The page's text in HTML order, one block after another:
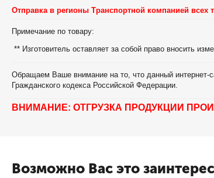
Отправка в регионы Транспортной компанией
Примечание по товару:
** Изготовитель оставляет за собой право вносить
Обращаем Ваше внимание на то, что данный интернет-
Гражданского кодекса Российской Федерации.
ВНИМАНИЕ: ОТГРУЗКА ПРОДУКЦИИ
Возможно Вас это